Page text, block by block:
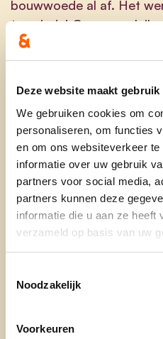
Deze website maakt
We gebruiken cookies om
personaliseren, om functies
en om ons websiteverkeer
informatie over uw gebruik
partners voor social media,
partners kunnen deze
informatie die u aan ze heeft
verzameld op basis van uw
Noodzakelijk
Voorkeuren
bouwwoede al af. Het
ten einde! Graag werk ik
verder aan strengere
deelgemeentes en de
Investeren in
Aangezien we in een
centrum wonen, was er
investeringen in onze
we door de heraanleg
groene oase pal in het
vergroening zoals
Jansstraat,
aanleg extra
graag aan verder! 💪